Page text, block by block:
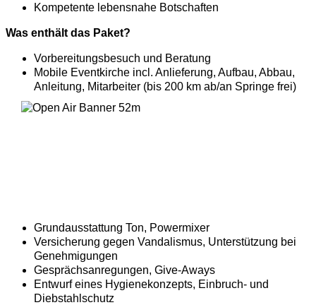
Kompetente lebensnahe Botschaften
Was enthält das Paket?
Vorbereitungsbesuch und Beratung
Mobile Eventkirche incl. Anlieferung, Aufbau, Abbau,
Anleitung, Mitarbeiter (bis 200 km ab/an Springe frei)
Grundausstattung Ton, Powermixer
Versicherung gegen Vandalismus, Unterstützung bei
Genehmigungen
Gesprächsanregungen, Give-Aways
Entwurf eines Hygienekonzepts, Einbruch- und
Diebstahlschutz